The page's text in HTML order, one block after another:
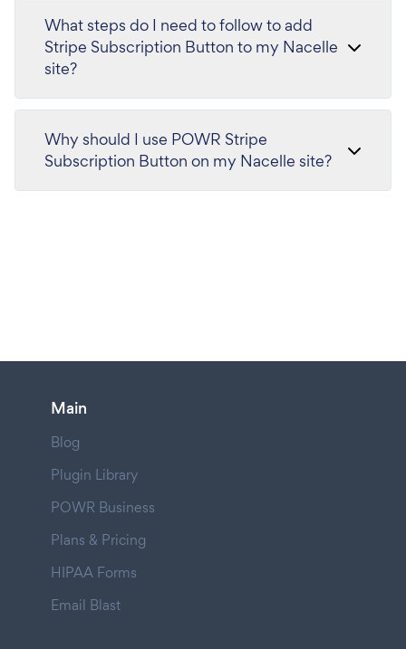
What steps do I need to follow to add
Stripe Subscription Button to my Nacelle
site?
Why should I use POWR Stripe
Subscription Button on my Nacelle site?
Main
Blog
Plugin Library
POWR Business
Plans & Pricing
HIPAA Forms
Email Blast